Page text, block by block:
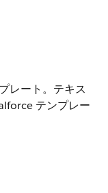
レート。テキス
テンプレー